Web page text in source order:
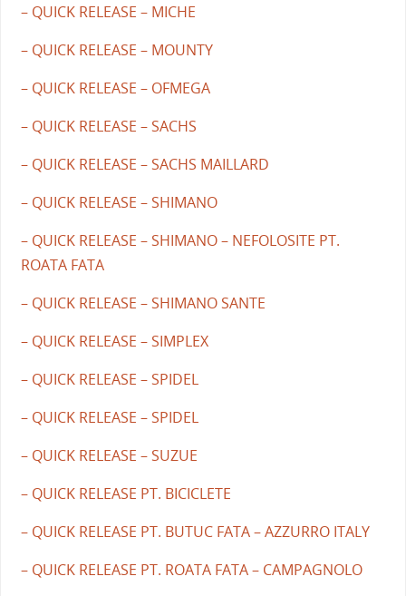
– QUICK RELEASE – MICHE
– QUICK RELEASE – MOUNTY
– QUICK RELEASE – OFMEGA
– QUICK RELEASE – SACHS
– QUICK RELEASE – SACHS MAILLARD
– QUICK RELEASE – SHIMANO
– QUICK RELEASE – SHIMANO – NEFOLOSITE PT.
ROATA FATA
– QUICK RELEASE – SHIMANO SANTE
– QUICK RELEASE – SIMPLEX
– QUICK RELEASE – SPIDEL
– QUICK RELEASE – SPIDEL
– QUICK RELEASE – SUZUE
– QUICK RELEASE PT. BICICLETE
– QUICK RELEASE PT. BUTUC FATA – AZZURRO ITALY
– QUICK RELEASE PT. ROATA FATA – CAMPAGNOLO